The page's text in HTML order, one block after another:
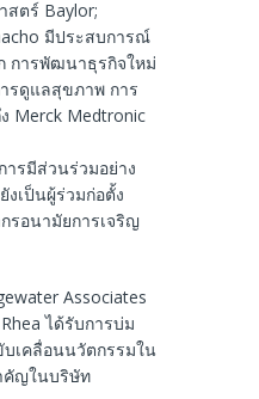
สตร์ Baylor;
มีประสบการณ์
การพัฒนาธุรกิจใหม่
รดูแลสุขภาพ การ
Merck Medtronic
รมีส่วนร่วมอย่าง
งเป็นผู้ร่วมก่อตั้ง
รอนามัยการเจริญ
Associates
ได้รับการบ่ม
บเคลื่อนนวัตกรรมใน
คัญในบริษัท